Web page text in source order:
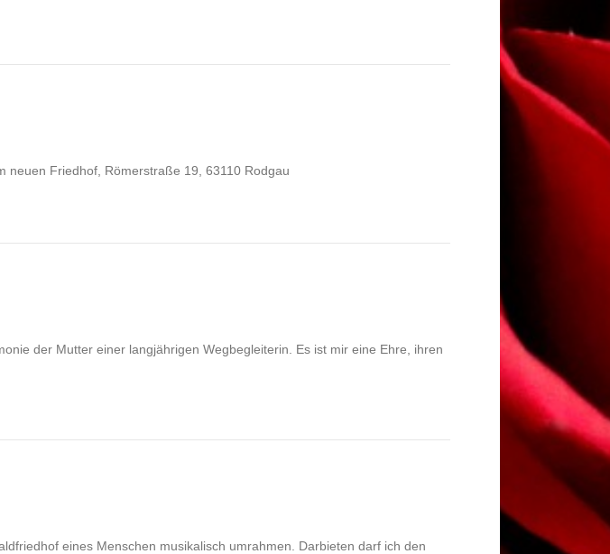
neuen Friedhof, Römerstraße 19, 63110 Rodgau
der Mutter einer langjährigen Wegbegleiterin. Es ist mir eine Ehre, ihren
eines Menschen musikalisch umrahmen. Darbieten darf ich den